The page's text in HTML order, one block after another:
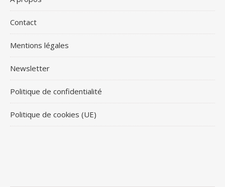
Contact
Mentions légales
Newsletter
Politique de confidentialité
Politique de cookies (UE)